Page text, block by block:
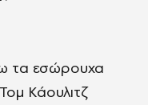
τα εσώρουχα
Κάουλιτζ